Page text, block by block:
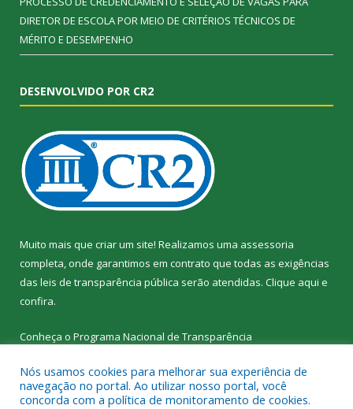
DIRETOR DE ESCOLA POR MEIO DE CRITÉRIOS TÉCNICOS DE
MÉRITO E DESEMPENHO
DESENVOLVIDO POR CR2
Muito mais que criar um site! Realizamos uma assessoria
completa, onde garantimos em contrato que todas as exigências
das leis de transparência pública serão atendidas. Clique aqui e
confira.
Conheça o Programa Nacional de Transparência
Nós usamos cookies para melhorar sua experiência de
navegação no portal. Ao utilizar nosso portal, você
concorda com a política de monitoramento de cookies.